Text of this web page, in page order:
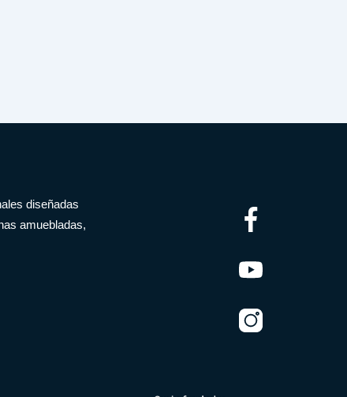
diseñadas
amuebladas,